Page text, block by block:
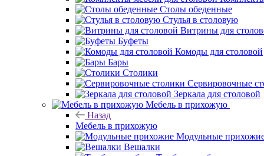
Столы обеденные
Стулья в столовую
Витрины для
Буфеты
Комоды для столовой
Бары
Столики
Сервировочные
Зеркала для столовой
Мебель в прихожую
Назад
Мебель в прихожую
Модульные
Вешалки